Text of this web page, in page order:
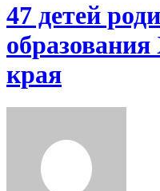
47 детей
образования
края